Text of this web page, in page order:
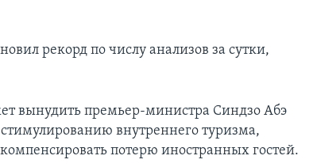
рекорд по числу анализов за сутки,
вынудить премьер-министра Синдзо Абэ
внутреннего туризма,
потерю иностранных гостей.